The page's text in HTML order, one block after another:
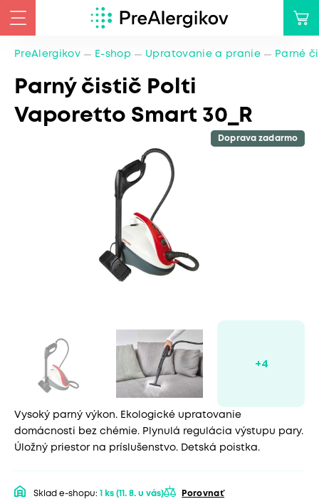
PreAlergikov E-shop Upratovanie a pranie Parné
Parný čistič Polti
Vaporetto Smart 30_R
Doprava zadarmo
Vysoký parný výkon. Ekologické upratovanie
domácnosti bez chémie. Plynulá regulácia výstupu pary.
Úložný priestor na príslušenstvo. Detská poistka.
Sklad e-shopu: 1 ks (11. 8. u vás) Porovnať